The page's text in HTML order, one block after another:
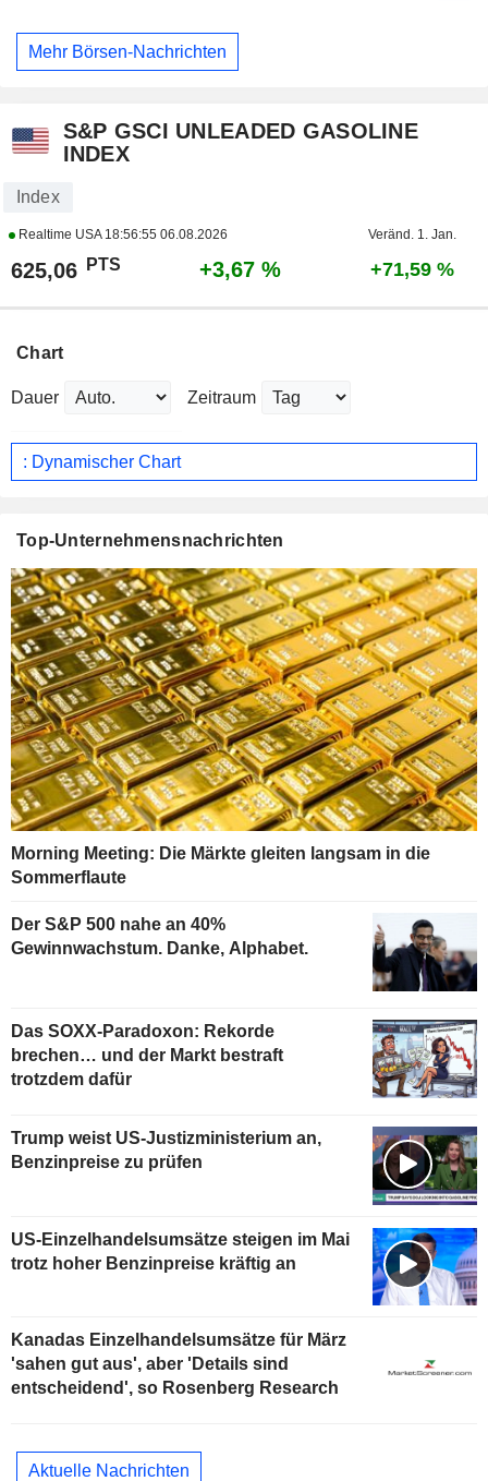
Mehr Börsen-Nachrichten
S&P GSCI UNLEADED GASOLINE
INDEX
Index
Realtime USA 18:56:55 06.08.2026 Veränd. 1. Jan.
625,06 PTS +3,67 % +71,59 %
Chart
Dauer Zeitraum
: Dynamischer Chart
Top-Unternehmensnachrichten
Morning Meeting: Die Märkte gleiten langsam in die
Sommerflaute
Der S&P 500 nahe an 40%
Gewinnwachstum. Danke, Alphabet.
Das SOXX-Paradoxon: Rekorde
brechen… und der Markt bestraft
trotzdem dafür
Trump weist US-Justizministerium an,
Benzinpreise zu prüfen
US-Einzelhandelsumsätze steigen im Mai
trotz hoher Benzinpreise kräftig an
Kanadas Einzelhandelsumsätze für März
'sahen gut aus', aber 'Details sind
entscheidend', so Rosenberg Research
Aktuelle Nachrichten